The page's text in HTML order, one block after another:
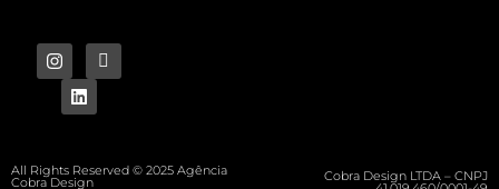
All Rights Reserved © 2025 Agência
Cobra Design Cobra Design LTDA – CNPJ